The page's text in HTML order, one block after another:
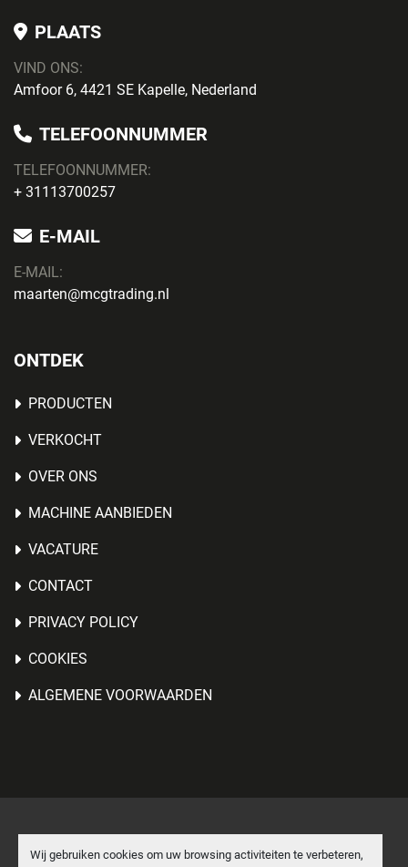
Wij gebruiken cookies om uw browsing activiteiten te verbeteren,
PLAATS
VIND ONS:
Amfoor 6, 4421 SE Kapelle, Nederland
TELEFOONNUMMER
TELEFOONNUMMER:
+ 31113700257
E-MAIL
E-MAIL:
maarten@mcgtrading.nl
ONTDEK
PRODUCTEN
VERKOCHT
OVER ONS
MACHINE AANBIEDEN
VACATURE
CONTACT
PRIVACY POLICY
COOKIES
ALGEMENE VOORWAARDEN
Cookies beheren